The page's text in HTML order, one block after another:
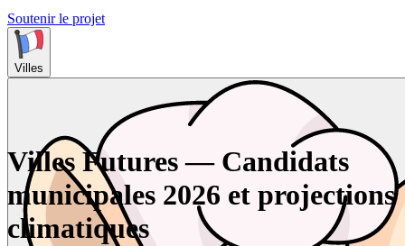
Soutenir le projet
Villes
Villes Futures — Candidats
municipales 2026 et projections
climatiques